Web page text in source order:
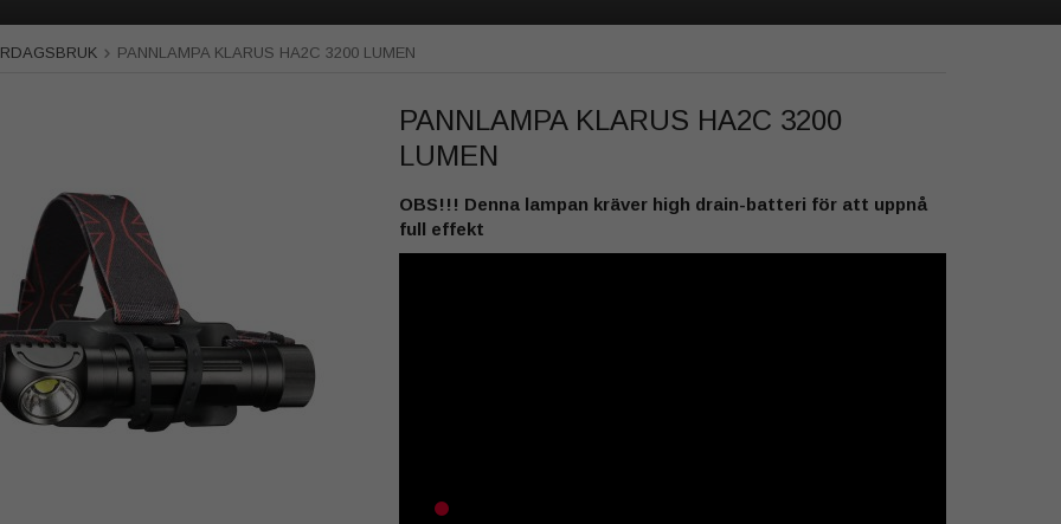
PANNLAMPA KLARUS HA2C 3200 LUMEN
PANNLAMPA KLARUS HA2C 3200
LUMEN
OBS!!! Denna lampan kräver high drain-batteri för att uppnå
full effekt